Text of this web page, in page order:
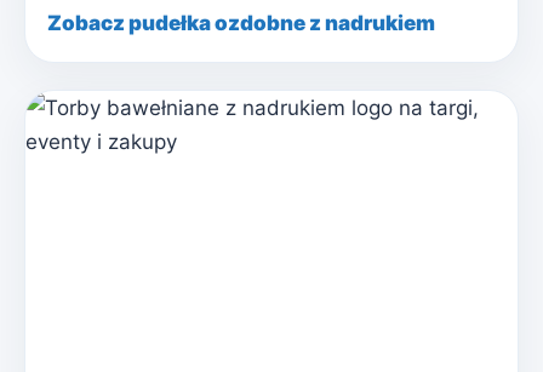
Zobacz pudełka ozdobne z nadrukiem